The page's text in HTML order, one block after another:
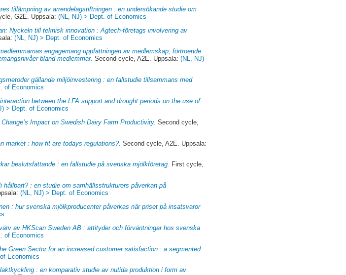
tillämpning av arrendelagstiftningen : en undersökande studie om
G2E. Uppsala:(NL, NJ) > Dept. of Economics
Nyckeln till teknisk innovation : Agtech-företags involvering av
(NL, NJ) > Dept. of Economics
engagemang uppfattningen av medlemskap, förtroende
bland medlemmar. Second cycle, A2E. Uppsala:(NL, NJ)
gällande miljöinvestering : en fallstudie tillsammans med
of Economics
between the LFA support and drought periods on the use of
> Dept. of Economics
Impact on Swedish Dairy Farm Productivity. Second cycle,
market : how fit are todays regulations?. Second cycle, A2E. Uppsala:
beslutsfattande : en fallstudie på svenska mjölkföretag. First cycle,
hållbart? : en studie om samhällsstrukturers påverkan på
(NL, NJ) > Dept. of Economics
: hur svenska mjölkproducenter påverkas när priset på insatsvaror
av HKScan Sweden AB : attityder och förväntningar hos svenska
of Economics
Green Sector for an increased customer satisfaction : a segmented
Economics
: en komparativ studie av nutida produktion i form av